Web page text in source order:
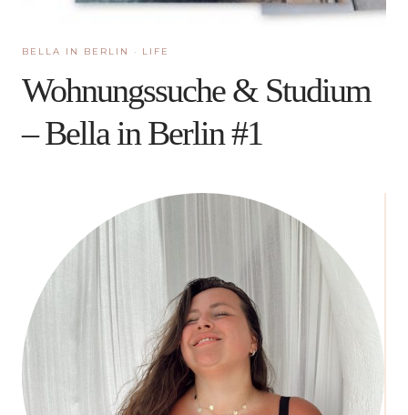
BELLA IN BERLIN · LIFE
Wohnungssuche & Studium
– Bella in Berlin #1